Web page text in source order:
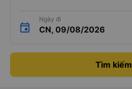
Ngày đi
CN, 09/08/2026
Tìm kiếm